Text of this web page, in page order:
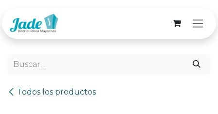
Todos los productos